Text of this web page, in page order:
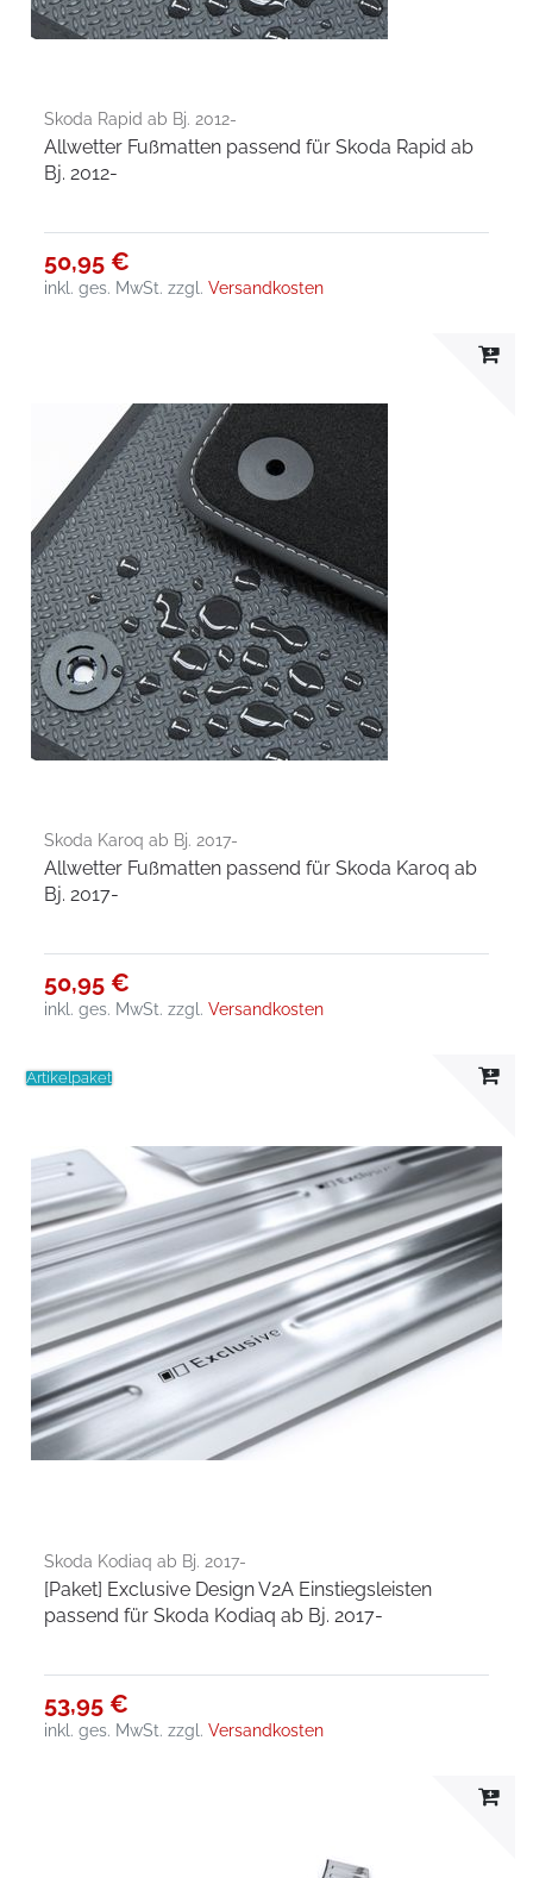
Skoda Rapid ab Bj. 2012-
Allwetter Fußmatten passend für Skoda Rapid ab
Bj. 2012-
50,95 €
inkl. ges. MwSt. zzgl.Versandkosten
Skoda Karoq ab Bj. 2017-
Allwetter Fußmatten passend für Skoda Karoq ab
Bj. 2017-
50,95 €
inkl. ges. MwSt. zzgl.Versandkosten
Artikelpaket
Skoda Kodiaq ab Bj. 2017-
[Paket] Exclusive Design V2A Einstiegsleisten
passend für Skoda Kodiaq ab Bj. 2017-
53,95 €
inkl. ges. MwSt. zzgl.Versandkosten